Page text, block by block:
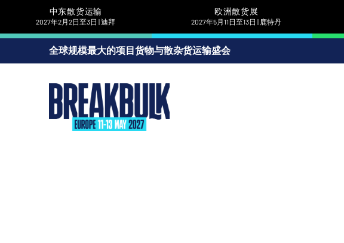
中东散货运输
2027年2月2日至3日 | 迪拜
欧洲散货展
2027年5月11日至13日 | 鹿特丹
全球规模最大的项目货物与散杂货运输盛会